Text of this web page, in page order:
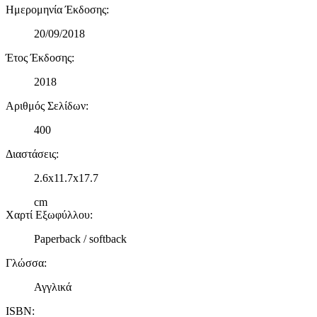
Ημερομηνία Έκδοσης:
20/09/2018
Έτος Έκδοσης:
2018
Αριθμός Σελίδων:
400
Διαστάσεις:
2.6x11.7x17.7
cm
Χαρτί Εξωφύλλου:
Paperback / softback
Γλώσσα:
Αγγλικά
ISBN: